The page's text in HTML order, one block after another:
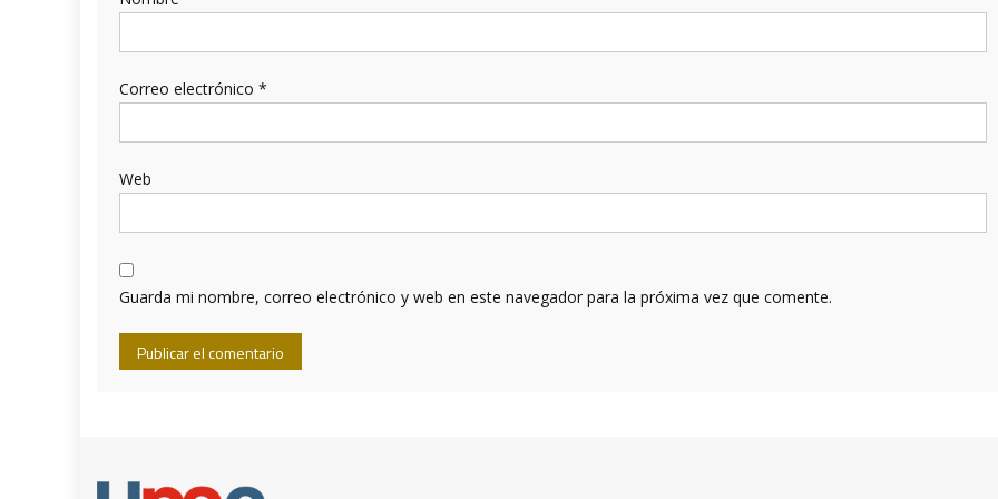
Correo electrónico *
Web
Guarda mi nombre, correo electrónico y web en este navegador para la próxima vez que comente.